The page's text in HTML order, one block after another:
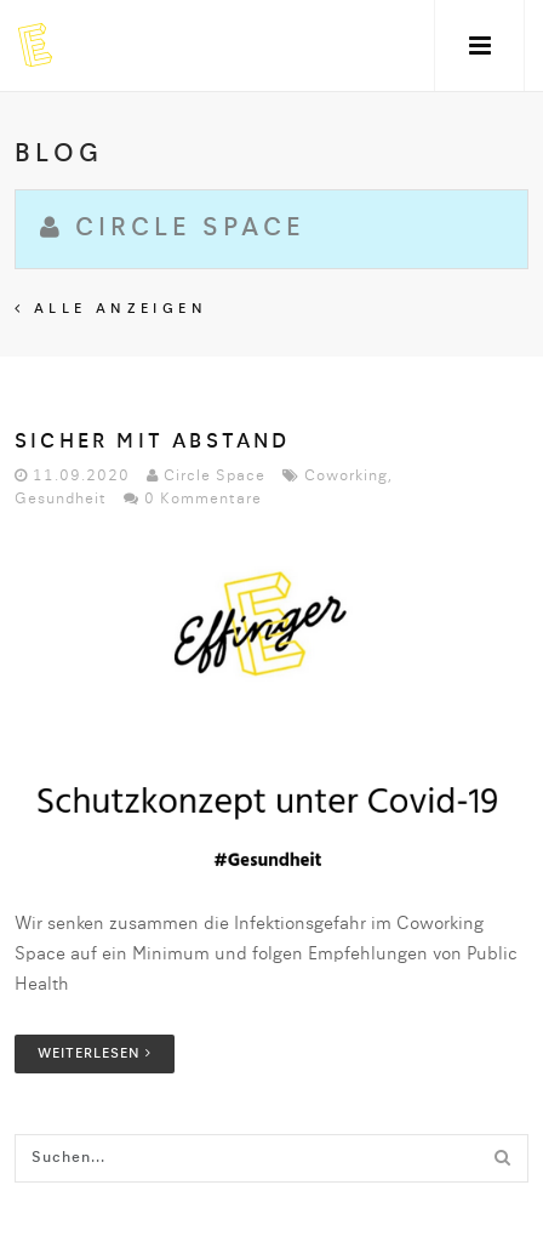
BLOG
CIRCLE SPACE
ALLE ANZEIGEN
SICHER MIT ABSTAND
11.09.2020 Circle Space Coworking,
Gesundheit
0 Kommentare
Wir senken zusammen die Infektionsgefahr im Coworking
Space auf ein Minimum und folgen Empfehlungen von Public
Health
WEITERLESEN